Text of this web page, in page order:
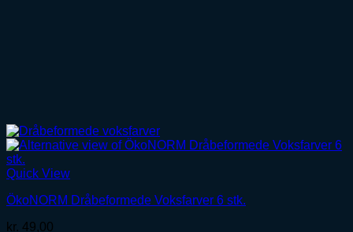
Quick View
ÖkoNORM Dråbeformede Voksfarver 6 stk.
kr. 49,00